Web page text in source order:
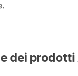
dei prodotti